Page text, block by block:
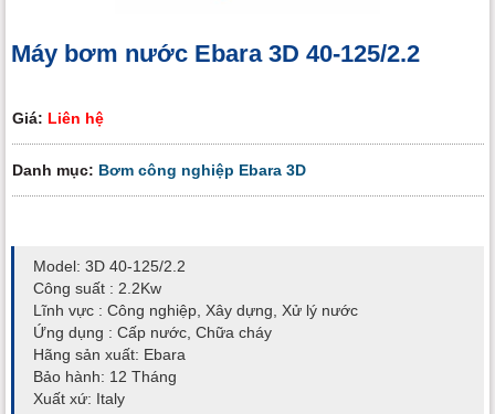
Máy bơm nước Ebara 3D 40-125/2.2
Giá: Liên hệ
Danh mục: Bơm công nghiệp Ebara 3D
Model: 3D 40-125/2.2
Công suất : 2.2Kw
Lĩnh vực : Công nghiệp, Xây dựng, Xử lý nước
Ứng dụng : Cấp nước, Chữa cháy
Hãng sản xuất: Ebara
Bảo hành: 12 Tháng
Xuất xứ: Italy